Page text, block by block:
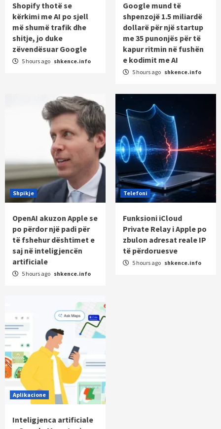
Shopify thotë se
kërkimi me AI po sjell
më shumë trafik dhe
shitje, jo duke
zëvendësuar Google
5 hours ago shkence.info
Google mund të
shpenzojë 1.5 miliardë
dollarë për një startup
me 35 punonjës për të
kapur ritmin në fushën
e kodimit me AI
5 hours ago shkence.info
Shpikje
OpenAI akuzon Apple se
po përdor një padi për
të fshehur dështimet e
saj në inteligjencën
artificiale
5 hours ago shkence.info
Telefoni
Funksioni iCloud
Private Relay i Apple po
zbulon adresat reale IP
të përdoruesve
5 hours ago shkence.info
Aplikacione
Inteligjenca artificiale